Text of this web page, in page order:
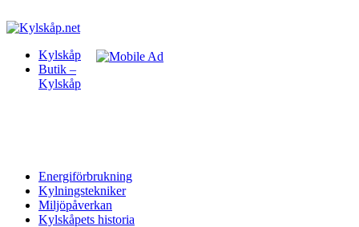
Kylskåp
Butik –
Kylskåp
Energiförbrukning
Kylningstekniker
Miljöpåverkan
Kylskåpets historia